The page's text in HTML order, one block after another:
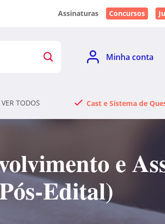
Assinaturas Concursos
Minha conta
VER TODOS Cast e Sistema de
e
Edital)